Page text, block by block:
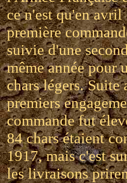
ce n'est qu'en avril
première
suivie d'une
même année pour
chars légers. Suite
premiers
commande fut
84 chars étaient
1917, mais c'est
les livraisons